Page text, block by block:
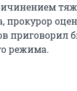
прокурор
приговорил
режима.